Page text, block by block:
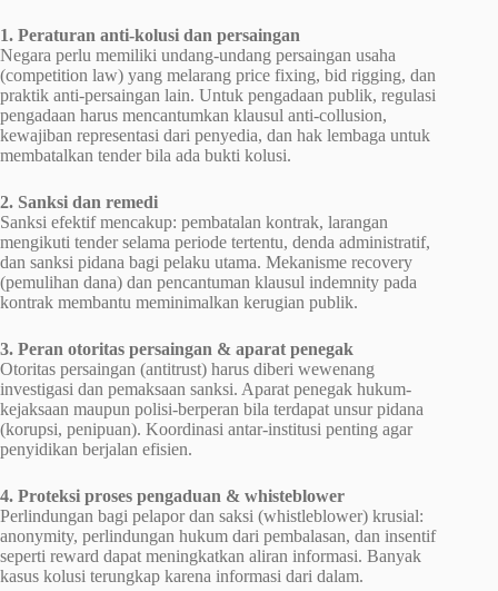
1. Peraturan anti-kolusi dan persaingan
Negara perlu memiliki undang-undang persaingan usaha
(competition law) yang melarang price fixing, bid rigging, dan
praktik anti-persaingan lain. Untuk pengadaan publik, regulasi
pengadaan harus mencantumkan klausul anti-collusion,
kewajiban representasi dari penyedia, dan hak lembaga untuk
membatalkan tender bila ada bukti kolusi.
2. Sanksi dan remedi
Sanksi efektif mencakup: pembatalan kontrak, larangan
mengikuti tender selama periode tertentu, denda administratif,
dan sanksi pidana bagi pelaku utama. Mekanisme recovery
(pemulihan dana) dan pencantuman klausul indemnity pada
kontrak membantu meminimalkan kerugian publik.
3. Peran otoritas persaingan & aparat penegak
Otoritas persaingan (antitrust) harus diberi wewenang
investigasi dan pemaksaan sanksi. Aparat penegak hukum-
kejaksaan maupun polisi-berperan bila terdapat unsur pidana
(korupsi, penipuan). Koordinasi antar-institusi penting agar
penyidikan berjalan efisien.
4. Proteksi proses pengaduan & whisteblower
Perlindungan bagi pelapor dan saksi (whistleblower) krusial:
anonymity, perlindungan hukum dari pembalasan, dan insentif
seperti reward dapat meningkatkan aliran informasi. Banyak
kasus kolusi terungkap karena informasi dari dalam.